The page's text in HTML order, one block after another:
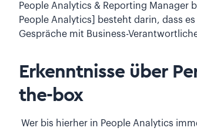
People Analytics & Reporting Manager
People Analytics] besteht darin, dass
Gespräche mit Business-
Erkenntnisse über
the-box
Wer bis hierher in People Analytics